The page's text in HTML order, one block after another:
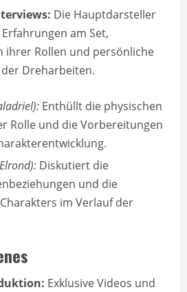
Die Hauptdarsteller
am Set,
ihrer Rollen und persönliche
Dreharbeiten.
Enthüllt die physischen
Rolle und die Vorbereitungen
Diskutiert die
und die
im Verlauf der
Exklusive Videos und